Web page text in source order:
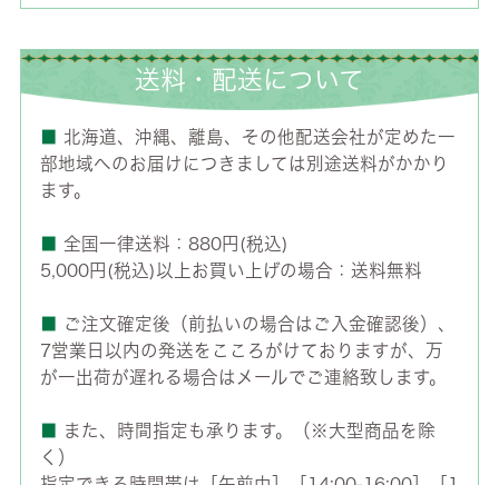
送料・配送について
北海道、沖縄、離島、その他配送会社が定めた一
部地域へのお届けにつきましては別途送料がかかり
ます。
全国一律送料：880円(税込)
5,000円(税込)以上お買い上げの場合：送料無料
ご注文確定後（前払いの場合はご入金確認後）、
7営業日以内の発送をこころがけておりますが、万
が一出荷が遅れる場合はメールでご連絡致します。
また、時間指定も承ります。（※大型商品を除
く）